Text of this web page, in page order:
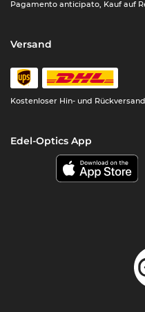
Pagamento anticipato, Kauf auf
Versand
Kostenloser Hin- und Rückversand
Edel-Optics App